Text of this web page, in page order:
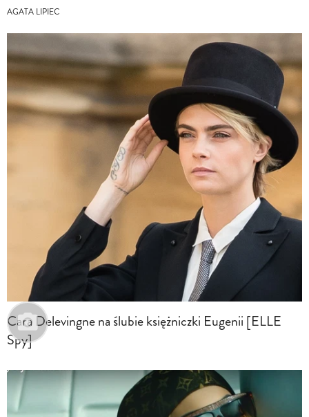
AGATA LIPIEC
Cara Delevingne na ślubie księżniczki Eugenii [ELLE
Spy]